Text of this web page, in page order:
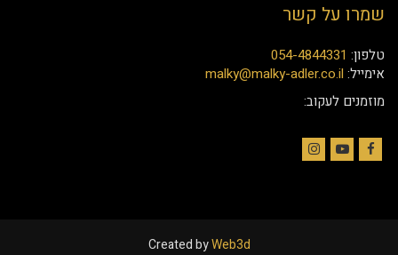
שמרו על קשר
טלפון: 054-4844331
אימייל: malky@malky-adler.co.il
מוזמנים לעקוב:
Created byWeb3d